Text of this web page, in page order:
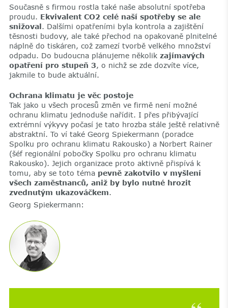
Současně s firmou rostla také naše absolutní spotřeba
proudu. Ekvivalent CO2 celé naší spotřeby se ale
snižoval. Dalšími opatřeními byla kontrola a zajištění
těsnosti budovy, ale také přechod na opakovaně plnitelné
náplně do tiskáren, což zamezí tvorbě velkého množství
odpadu. Do budoucna plánujeme několik zajímavých
opatření pro stupeň 3, o nichž se zde dozvíte více,
jakmile to bude aktuální.
Ochrana klimatu je věc postoje
Tak jako u všech procesů změn ve firmě není možné
ochranu klimatu jednoduše nařídit. I přes přibývající
extrémní výkyvy počasí je tato hrozba stále ještě relativně
abstraktní. To ví také Georg Spiekermann (poradce
Spolku pro ochranu klimatu Rakousko) a Norbert Rainer
(šéf regionální pobočky Spolku pro ochranu klimatu
Rakousko). Jejich organizace proto aktivně přispívá k
tomu, aby se toto téma pevně zakotvilo v myšlení
všech zaměstnanců, aniž by bylo nutné hrozit
zvednutým ukazováčkem.
Georg Spiekermann: